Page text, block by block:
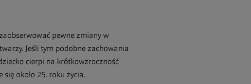
pewne zmiany w
Jeśli tym podobne zachowania
cierpi na krótkowzroczność
około 25. roku życia.